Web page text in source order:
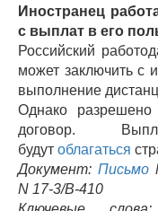
Иностранец
с выплат в его
Российский
может заключить с
выполнение
Однако разрешено
договор.
будут облагаться
Документ: Письмо
N 17-3/В-410